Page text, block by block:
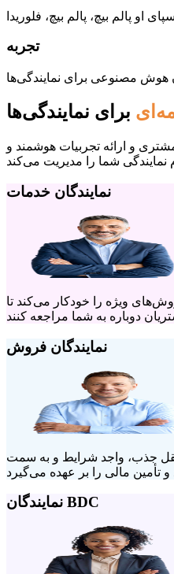
او پالم بیچ، پالم بیچ، فلوریدا
تجربه
هوش مصنوعی برای نمایندگی‌ها
برای نمایندگی‌ها
و ارائه تجربیات هوشمند و
نمایندگان خدمات
ویژه را خودکار می‌کند تا
نمایندگان فروش
جذب، واجد شرایط و به سمت
نمایندگان BDC